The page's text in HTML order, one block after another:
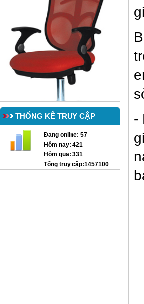
GHẾ XOAY TT-G12
THỐNG KÊ TRUY CẬP
Đang online: 57
Hôm nay: 421
Hôm qua: 331
Tổng truy cập:1457100
-